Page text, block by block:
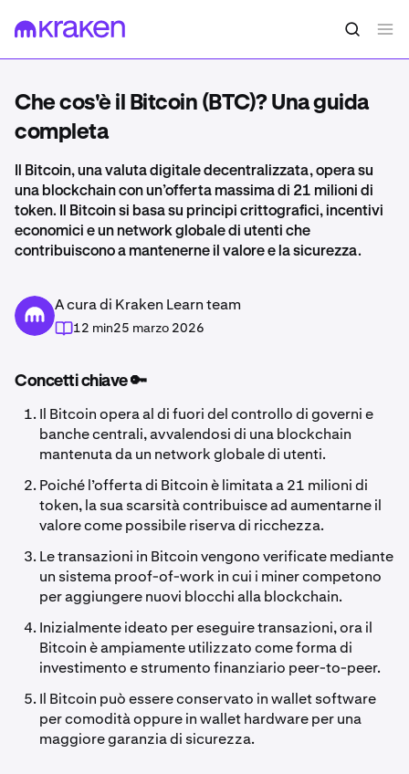
Che cos'è il Bitcoin (BTC)? Una guida
completa
Il Bitcoin, una valuta digitale decentralizzata, opera su
una blockchain con un’offerta massima di 21 milioni di
token. Il Bitcoin si basa su principi crittografici, incentivi
economici e un network globale di utenti che
contribuiscono a mantenerne il valore e la sicurezza.
A cura di Kraken Learn team
12 min25 marzo 2026
Concetti chiave 🔑
Il Bitcoin opera al di fuori del controllo di governi e
banche centrali, avvalendosi di una blockchain
mantenuta da un network globale di utenti.
Poiché l’offerta di Bitcoin è limitata a 21 milioni di
token, la sua scarsità contribuisce ad aumentarne il
valore come possibile riserva di ricchezza.
Le transazioni in Bitcoin vengono verificate mediante
un sistema proof-of-work in cui i miner competono
per aggiungere nuovi blocchi alla blockchain.
Inizialmente ideato per eseguire transazioni, ora il
Bitcoin è ampiamente utilizzato come forma di
investimento e strumento finanziario peer-to-peer.
Il Bitcoin può essere conservato in wallet software
per comodità oppure in wallet hardware per una
maggiore garanzia di sicurezza.